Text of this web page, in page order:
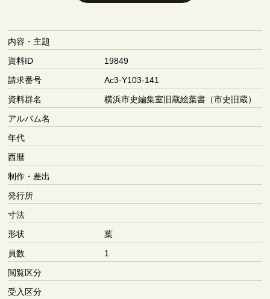
内容・主題
資料ID
19849
請求番号
Ac3-Y103-141
資料群名
横浜市史編集室旧蔵絵葉書（市史旧蔵）
アルバム名
年代
西暦
制作・差出
発行所
寸法
形状
葉
員数
1
閲覧区分
受入区分